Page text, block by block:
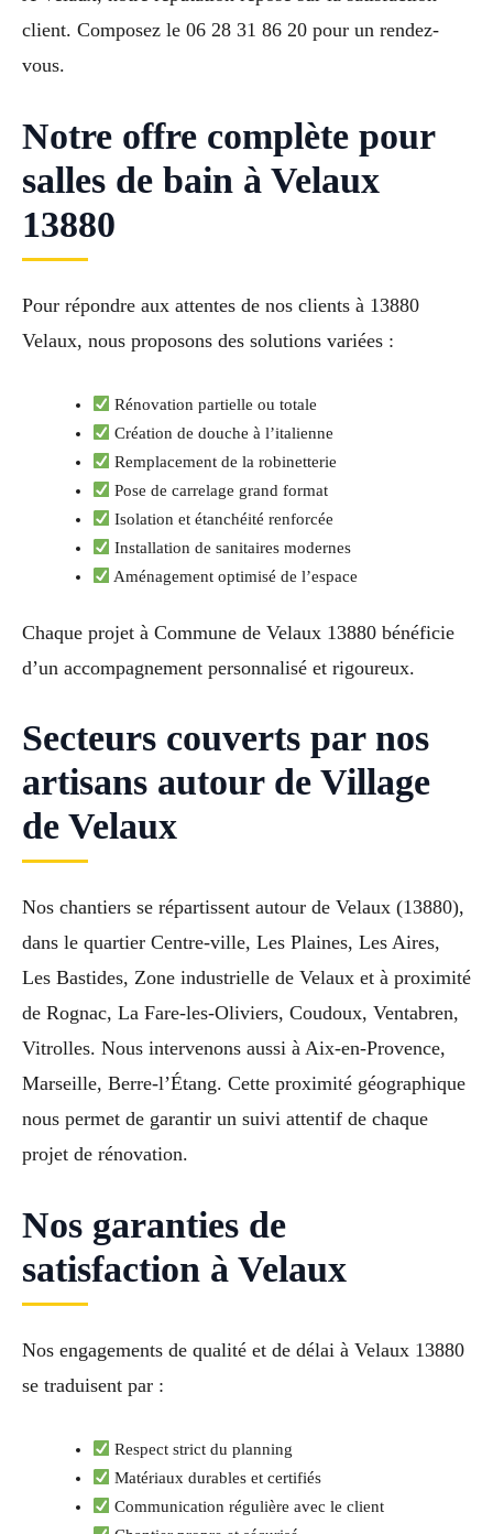
client. Composez le 06 28 31 86 20 pour un rendez-
vous.
Notre offre complète pour
salles de bain à Velaux
13880
Pour répondre aux attentes de nos clients à 13880
Velaux, nous proposons des solutions variées :
Rénovation partielle ou totale
Création de douche à l’italienne
Remplacement de la robinetterie
Pose de carrelage grand format
Isolation et étanchéité renforcée
Installation de sanitaires modernes
Aménagement optimisé de l’espace
Chaque projet à Commune de Velaux 13880 bénéficie
d’un accompagnement personnalisé et rigoureux.
Secteurs couverts par nos
artisans autour de Village
de Velaux
Nos chantiers se répartissent autour de Velaux (13880),
dans le quartier Centre-ville, Les Plaines, Les Aires,
Les Bastides, Zone industrielle de Velaux et à proximité
de Rognac, La Fare-les-Oliviers, Coudoux, Ventabren,
Vitrolles. Nous intervenons aussi à Aix-en-Provence,
Marseille, Berre-l’Étang. Cette proximité géographique
nous permet de garantir un suivi attentif de chaque
projet de rénovation.
Nos garanties de
satisfaction à Velaux
Nos engagements de qualité et de délai à Velaux 13880
se traduisent par :
Respect strict du planning
Matériaux durables et certifiés
Communication régulière avec le client